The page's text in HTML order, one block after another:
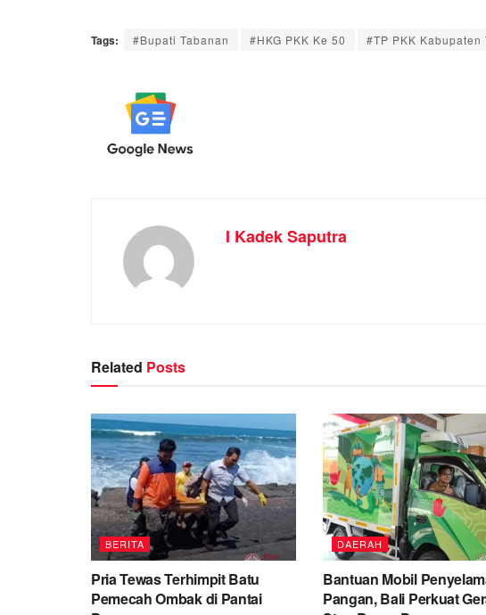
Tags: #Bupati Tabanan #HKG PKK Ke 50 #TP PKK Kabupaten
I Kadek Saputra
Related Posts
BERITA
Pria Tewas Terhimpit Batu
Pemecah Ombak di Pantai
DAERAH
Bantuan Mobil
Pangan, Bali Perkuat